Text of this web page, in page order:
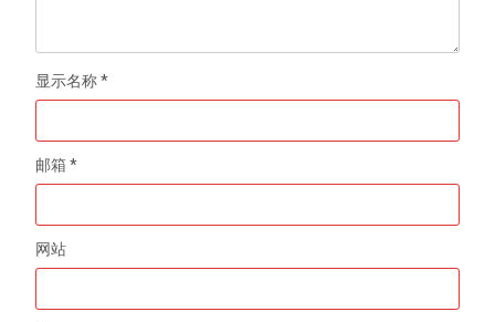
显示名称*
邮箱*
网站